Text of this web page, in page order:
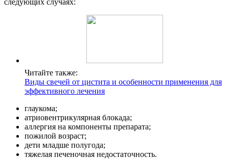
следующих случаях:
Читайте также:
Виды свечей от цистита и особенности применения для
эффективного лечения
глаукома;
атриовентрикулярная блокада;
аллергия на компоненты препарата;
пожилой возраст;
дети младше полугода;
тяжелая печеночная недостаточность.